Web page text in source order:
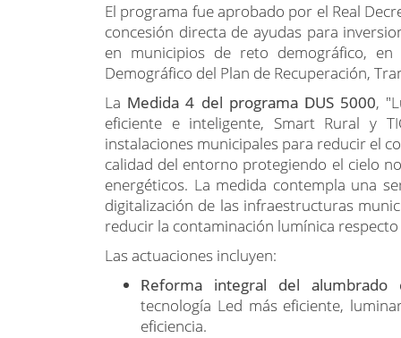
El programa fue aprobado por el Real
concesión directa de ayudas para
en municipios de reto demográfico,
Demográfico del Plan de Recuperación,
La Medida 4 del programa DUS 5000,
eficiente e inteligente, Smart Rural y
instalaciones municipales para reducir el
calidad del entorno protegiendo el cielo
energéticos. La medida contempla una
digitalización de las infraestructuras
reducir la contaminación lumínica
Las actuaciones incluyen:
Reforma integral del alumbrado
tecnología Led más eficiente,
eficiencia.